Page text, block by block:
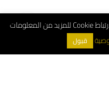
هذا الموقع يستخدم ملف تعريف الارتباط Cookie للمزيد من المعلومات
قبول